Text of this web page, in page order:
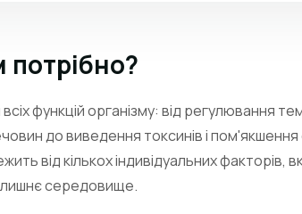
потрібно?
функцій організму: від регулювання
до виведення токсинів і пом'якшення
від кількох індивідуальних факторів,
середовище.